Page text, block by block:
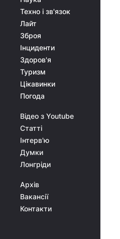
Техно і зв'язок
Лайт
Зброя
Інциденти
Здоров'я
Туризм
Цікавинки
Погода
Відео з Youtube
Статті
Інтерв'ю
Думки
Лонгріди
Архів
Вакансії
Контакти